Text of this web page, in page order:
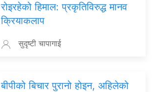
रोइरहेको हिमाल: प्रकृतिविरुद्ध मानव
क्रियाकलाप
सुदृष्टी चापागाई
बीपीको बिचार पुरानो होइन, अहिलेको